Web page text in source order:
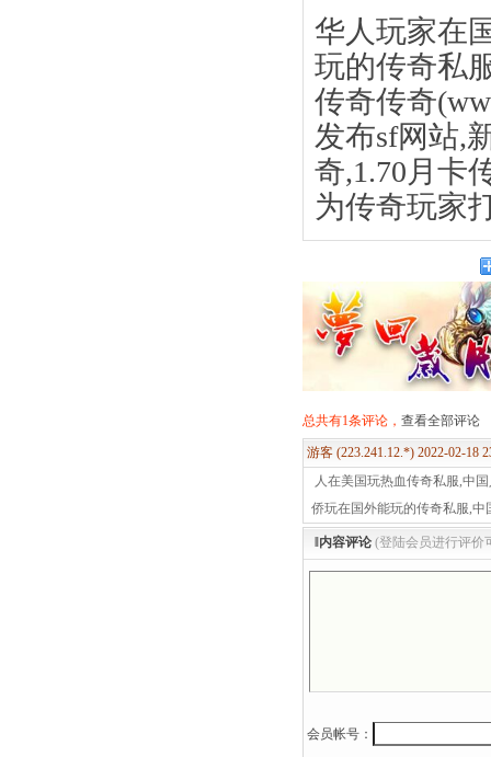
华人玩家在
玩的传奇私
传奇传奇(
发布sf网站,
奇,1.70月卡
为传奇玩家
总共有1条评论， 查看全部评论
游客 (223.241.12.*) 2022-02-18
人在美国玩热血传奇私服,中
侨玩在国外能玩的传奇私服,
‖内容评论 (登陆会员进行评价
会员帐号：